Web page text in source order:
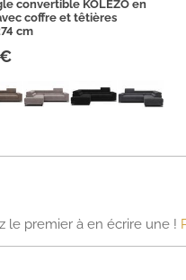
convertible KOLEZO en
coffre et têtières
cm
le premier à en écrire une !